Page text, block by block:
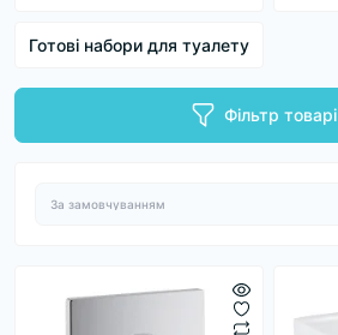
Готові набори для туалету
Фільтр